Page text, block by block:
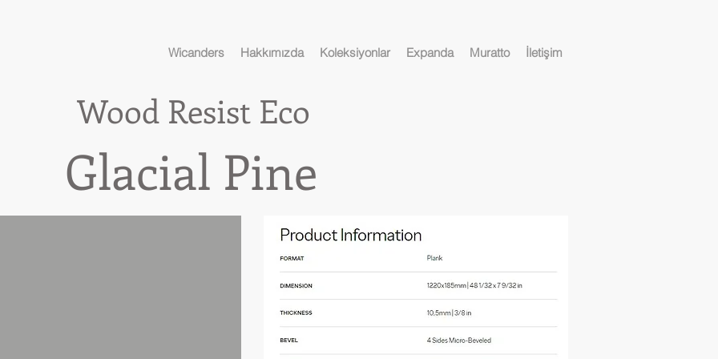
Wicanders Hakkımızda Koleksiyonlar Expanda Muratto İletişim
Wood Resist Eco
Pine